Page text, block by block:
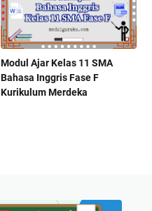
Modul Ajar Kelas 11 SMA
Bahasa Inggris Fase F
Kurikulum Merdeka